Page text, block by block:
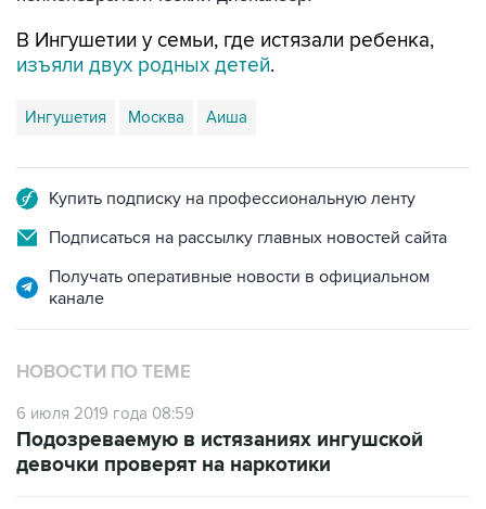
В Ингушетии у семьи, где истязали ребенка,
изъяли двух родных детей.
Ингушетия Москва Аиша
Купить подписку на профессиональную ленту
Подписаться на рассылку главных новостей сайта
Получать оперативные новости в официальном
канале
НОВОСТИ ПО ТЕМЕ
6 июля 2019 года 08:59
Подозреваемую в истязаниях ингушской
девочки проверят на наркотики